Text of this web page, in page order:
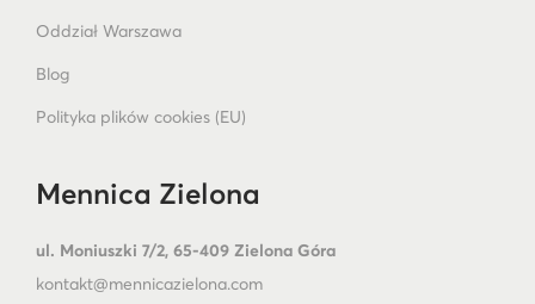
Oddział Warszawa
Blog
Polityka plików cookies (EU)
Mennica Zielona
ul. Moniuszki 7/2, 65-409 Zielona Góra
kontakt@mennicazielona.com